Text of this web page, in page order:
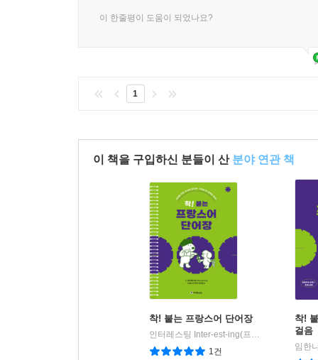
이 한줄평이 도움이 되었나요?
1
이 책을 구입하신 분들이 산 분야 연관 책
착! 붙는 프랑스어 단어장
1건
착!
걸음
임한